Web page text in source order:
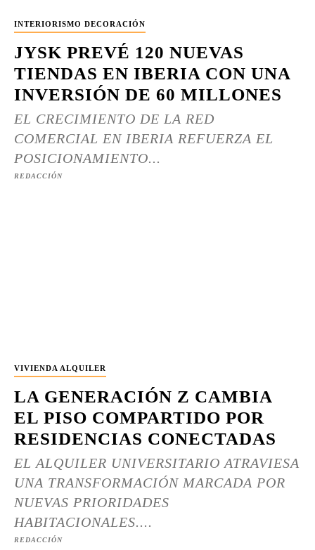
INTERIORISMO DECORACIÓN
JYSK PREVÉ 120 NUEVAS
TIENDAS EN IBERIA CON UNA
INVERSIÓN DE 60 MILLONES
EL CRECIMIENTO DE LA RED
COMERCIAL EN IBERIA REFUERZA EL
POSICIONAMIENTO...
REDACCIÓN
VIVIENDA ALQUILER
LA GENERACIÓN Z CAMBIA
EL PISO COMPARTIDO POR
RESIDENCIAS CONECTADAS
EL ALQUILER UNIVERSITARIO ATRAVIESA
UNA TRANSFORMACIÓN MARCADA POR
NUEVAS PRIORIDADES
HABITACIONALES....
REDACCIÓN